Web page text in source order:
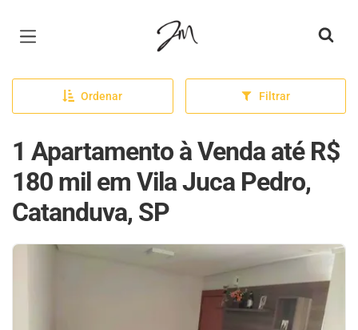
Página inicial
Ordenar Filtrar
1 Apartamento à Venda até R$
180 mil em Vila Juca Pedro,
Catanduva, SP